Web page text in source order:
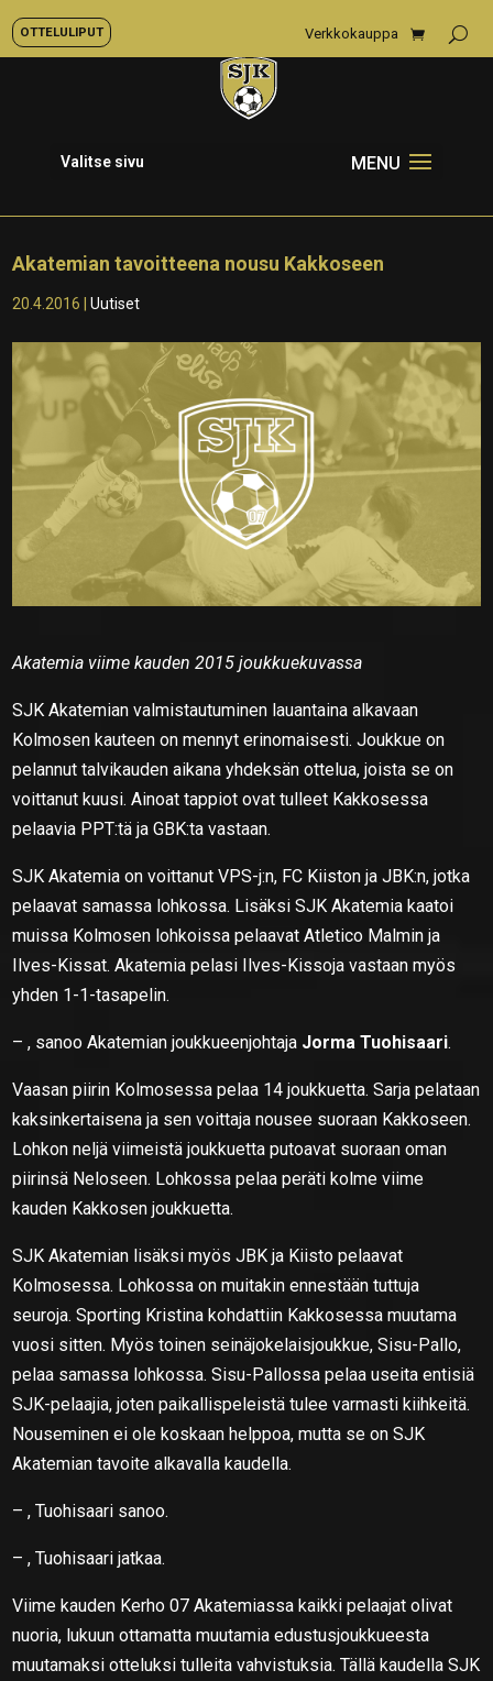
OTTELULIPUT Verkkokauppa
Valitse sivu
Akatemian tavoitteena nousu Kakkoseen
20.4.2016 |Uutiset
Akatemia viime kauden 2015 joukkuekuvassa
SJK Akatemian valmistautuminen lauantaina alkavaan
Kolmosen kauteen on mennyt erinomaisesti. Joukkue on
pelannut talvikauden aikana yhdeksän ottelua, joista se on
voittanut kuusi. Ainoat tappiot ovat tulleet Kakkosessa
pelaavia PPT:tä ja GBK:ta vastaan.
SJK Akatemia on voittanut VPS-j:n, FC Kiiston ja JBK:n, jotka
pelaavat samassa lohkossa. Lisäksi SJK Akatemia kaatoi
muissa Kolmosen lohkoissa pelaavat Atletico Malmin ja
Ilves-Kissat. Akatemia pelasi Ilves-Kissoja vastaan myös
yhden 1-1-tasapelin.
– , sanoo Akatemian joukkueenjohtaja Jorma Tuohisaari.
Vaasan piirin Kolmosessa pelaa 14 joukkuetta. Sarja pelataan
kaksinkertaisena ja sen voittaja nousee suoraan Kakkoseen.
Lohkon neljä viimeistä joukkuetta putoavat suoraan oman
piirinsä Neloseen. Lohkossa pelaa peräti kolme viime
kauden Kakkosen joukkuetta.
SJK Akatemian lisäksi myös JBK ja Kiisto pelaavat
Kolmosessa. Lohkossa on muitakin ennestään tuttuja
seuroja. Sporting Kristina kohdattiin Kakkosessa muutama
vuosi sitten. Myös toinen seinäjokelaisjoukkue, Sisu-Pallo,
pelaa samassa lohkossa. Sisu-Pallossa pelaa useita entisiä
SJK-pelaajia, joten paikallispeleistä tulee varmasti kiihkeitä.
Nouseminen ei ole koskaan helppoa, mutta se on SJK
Akatemian tavoite alkavalla kaudella.
– , Tuohisaari sanoo.
– , Tuohisaari jatkaa.
Viime kauden Kerho 07 Akatemiassa kaikki pelaajat olivat
nuoria, lukuun ottamatta muutamia edustusjoukkueesta
muutamaksi otteluksi tulleita vahvistuksia. Tällä kaudella SJK